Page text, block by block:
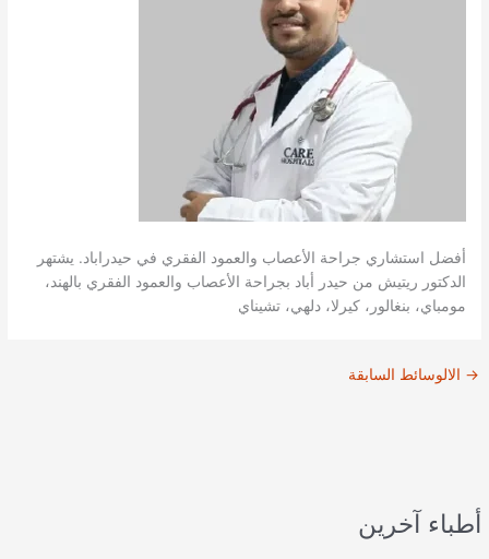
أطباء آخرين
أفضل استشاري جراحة الأعصاب والعمود الفقري في حيدراباد. يشتهر
الدكتور ريتيش من حيدر أباد بجراحة الأعصاب والعمود الفقري بالهند،
مومباي، بنغالور، كيرلا، دلهي، تشيناي
→ الالوسائط السابقة